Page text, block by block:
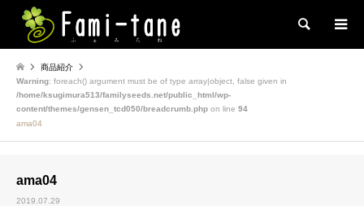
検索
商品紹介
Warning: foreach() argument must be of type array|object, false given in
/home/ksugimura513/familyseeds.net/public_html/wp-
content/themes/gensen_tcd050/breadcrumb.php on line 94
ama04
ama04
2019.07.29